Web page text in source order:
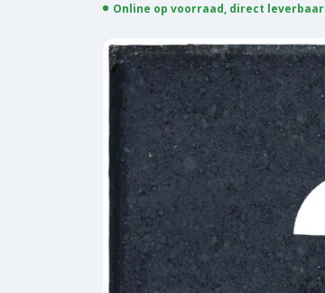
Online op voorraad, direct leverbaar